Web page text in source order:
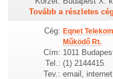
Tovább a részletes
Cég: Eqnet
Működő Rt.
Cím: 1011
Tel.: (1) 2144415
Tev.: email,